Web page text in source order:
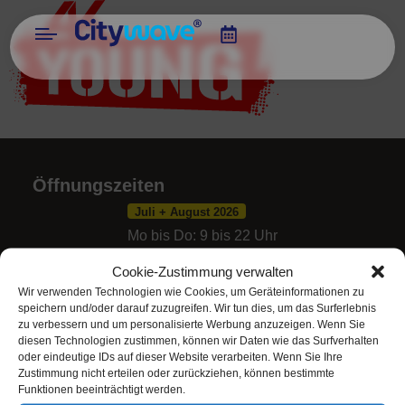
Cookie-Zustimmung verwalten
Wir verwenden Technologien wie Cookies, um Geräteinformationen zu
speichern und/oder darauf zuzugreifen. Wir tun dies, um das Surferlebnis
zu verbessern und um personalisierte Werbung anzuzeigen. Wenn Sie
diesen Technologien zustimmen, können wir Daten wie das Surfverhalten
oder eindeutige IDs auf dieser Website verarbeiten. Wenn Sie Ihre
Zustimmung nicht erteilen oder zurückziehen, können bestimmte
Funktionen beeinträchtigt werden.
Öffnungszeiten
Mo bis Do: 9 bis 22 Uhr
Sa + Fei: 10 bis 23 Uhr
So: 10 bis 22 Uhr
Juli + August 2026
+ alle zeigen